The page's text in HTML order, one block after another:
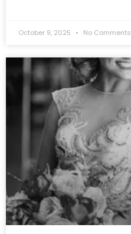
October 9, 2025 No Comments